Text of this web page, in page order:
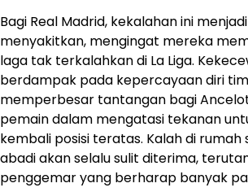
Bagi Real Madrid, kekalahan ini
menyakitkan, mengingat mereka
laga tak terkalahkan di La Liga.
berdampak pada kepercayaan diri
memperbesar tantangan bagi
pemain dalam mengatasi tekanan
kembali posisi teratas. Kalah di rumah
abadi akan selalu sulit diterima,
penggemar yang berharap banyak